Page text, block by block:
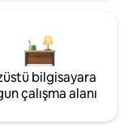
bilgisayara
çalışma alanı